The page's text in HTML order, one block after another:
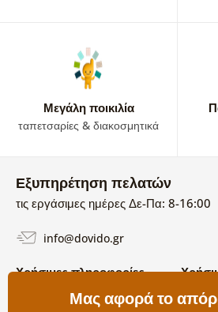
Μεγάλη ποικιλία
ταπετσαρίες & διακοσμητικά
Εξυπηρέτηση πελατών
τις εργάσιμες ημέρες Δε-Πα: 8-16:00
info@dovido.gr
Χρήσιμες πληροφορίες
Όροι χρήσης και επιστροφών
Συχνές
Μας αφορά το